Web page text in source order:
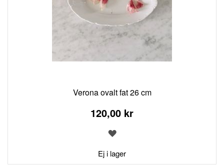
Verona ovalt fat 26 cm
120,00 kr
Ej i lager
LÄGG
I
ÖNSKELISTA